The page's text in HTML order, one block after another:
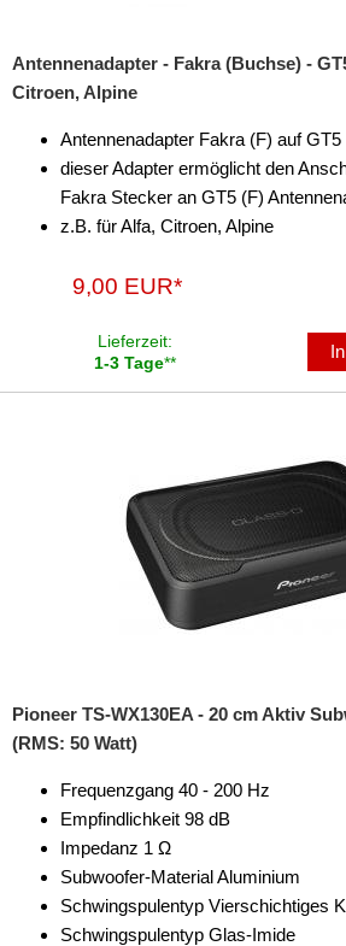
Antennenadapter - Fakra (Buchse) -
Citroen, Alpine
Antennenadapter Fakra (F) auf GT5
dieser Adapter ermöglicht den
Fakra Stecker an GT5 (F)
z.B. für Alfa, Citroen, Alpine
9,00 EUR*
Lieferzeit:
1-3 Tage**
Pioneer TS-WX130EA - 20 cm Aktiv
(RMS: 50 Watt)
Frequenzgang 40 - 200 Hz
Empfindlichkeit 98 dB
Impedanz 1 Ω
Subwoofer-Material Aluminium
Schwingspulentyp Vierschichtiges
Schwingspulentyp Glas-Imide